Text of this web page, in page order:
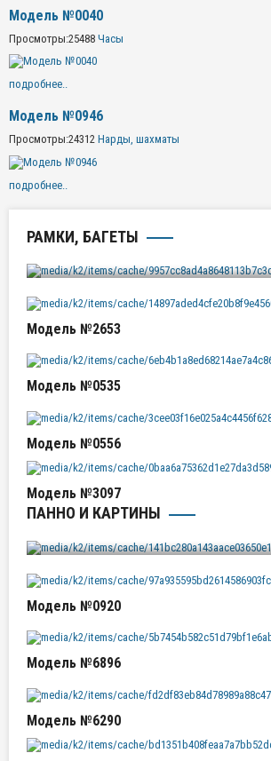
Модель №0040
Просмотры:25488 Часы
подробнее..
Модель №0946
Просмотры:24312 Нарды, шахматы
подробнее..
РАМКИ, БАГЕТЫ
Модель №4281
Модель №2653
Модель №0535
Модель №0556
Модель №3097
ПАННО И КАРТИНЫ
Модель №0920
Модель №6896
Модель №6290